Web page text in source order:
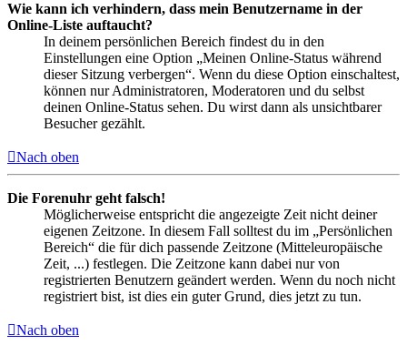
Wie kann ich verhindern, dass mein Benutzername in der
Online-Liste auftaucht?
In deinem persönlichen Bereich findest du in den
Einstellungen eine Option „Meinen Online-Status während
dieser Sitzung verbergen“. Wenn du diese Option einschaltest,
können nur Administratoren, Moderatoren und du selbst
deinen Online-Status sehen. Du wirst dann als unsichtbarer
Besucher gezählt.
Nach oben
Die Forenuhr geht falsch!
Möglicherweise entspricht die angezeigte Zeit nicht deiner
eigenen Zeitzone. In diesem Fall solltest du im „Persönlichen
Bereich“ die für dich passende Zeitzone (Mitteleuropäische
Zeit, ...) festlegen. Die Zeitzone kann dabei nur von
registrierten Benutzern geändert werden. Wenn du noch nicht
registriert bist, ist dies ein guter Grund, dies jetzt zu tun.
Nach oben